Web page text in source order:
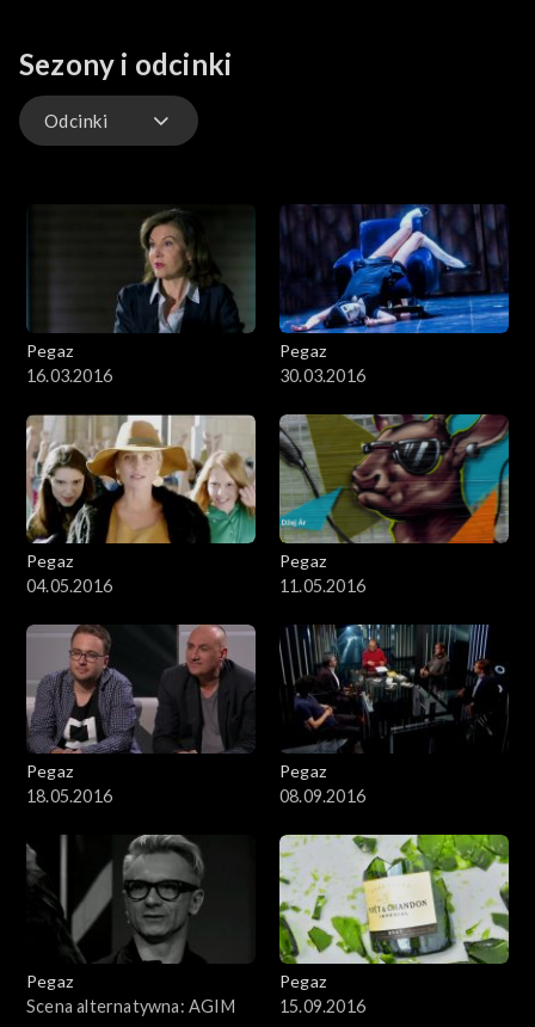
Sezony i odcinki
Odcinki
Pegaz
16.03.2016
Pegaz
30.03.2016
Pegaz
04.05.2016
Pegaz
11.05.2016
Pegaz
18.05.2016
Pegaz
08.09.2016
Pegaz
Scena alternatywna: AGIM
Pegaz
15.09.2016